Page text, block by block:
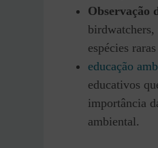
Observação
birdwatchers,
espécies
educação
educativos
importância
ambiental.